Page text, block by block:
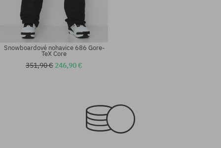
Snowboardové nohavice 686 Gore-
TeX Core
351,90 € 246,90 €